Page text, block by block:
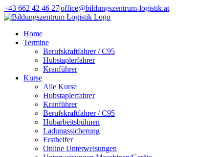
Zum
Inhalt
+43 662 42 46 27|office@bildungszentrum-logistik.at
Facebook
E-
Home
Termine
Berufskraftfahrer / C95
Hubstaplerfahrer
Kranführer
Kurse
Alle Kurse
Hubstaplerfahrer
Kranführer
Berufskraftfahrer / C95
Hubarbeitsbühnen
Ladungssicherung
Ersthelfer
Online Unterweisungen